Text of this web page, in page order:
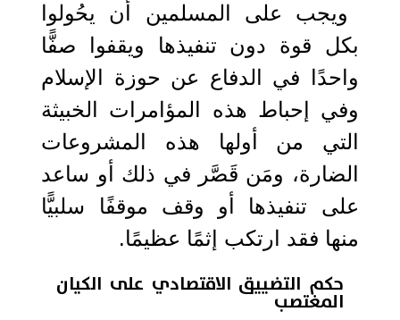
ويجب على المسلمين أن يحُولوا
بكل قوة دون تنفيذها ويقفوا صفًّا
واحدًا في الدفاع عن حوزة الإسلام
وفي إحباط هذه المؤامرات الخبيثة
التي من أولها هذه المشروعات
الضارة، ومَن قَصَّر في ذلك أو ساعد
على تنفيذها أو وقف موقفًا سلبيًّا
منها فقد ارتكب إثمًا عظيمًا.
حكم التضييق الاقتصادي على الكيان
المغتصب